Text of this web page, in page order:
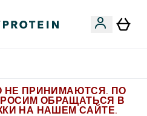
НЕ ПРИНИМАЮТСЯ. ПО
ОБРАЩАТЬСЯ В
НА НАШЕМ САЙТЕ.